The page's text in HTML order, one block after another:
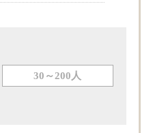
30～200人